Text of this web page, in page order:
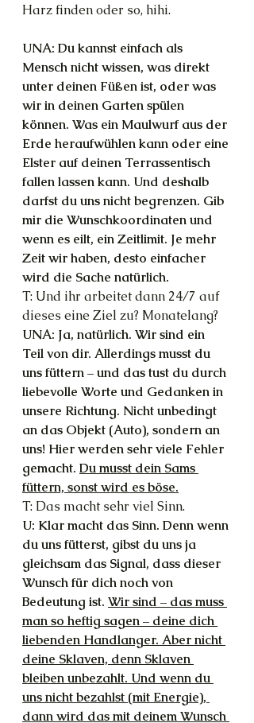
Harz finden oder so, hihi.
UNA: Du kannst einfach als
Mensch nicht wissen, was direkt
unter deinen Füßen ist, oder was
wir in deinen Garten spülen
können. Was ein Maulwurf aus der
Erde heraufwühlen kann oder eine
Elster auf deinen Terrassentisch
fallen lassen kann. Und deshalb
darfst du uns nicht begrenzen. Gib
mir die Wunschkoordinaten und
wenn es eilt, ein Zeitlimit. Je mehr
Zeit wir haben, desto einfacher
wird die Sache natürlich.
T: Und ihr arbeitet dann 24/7 auf
dieses eine Ziel zu? Monatelang?
UNA: Ja, natürlich. Wir sind ein
Teil von dir. Allerdings musst du
uns füttern – und das tust du durch
liebevolle Worte und Gedanken in
unsere Richtung. Nicht unbedingt
an das Objekt (Auto), sondern an
uns! Hier werden sehr viele Fehler
gemacht. Du musst dein Sams
füttern, sonst wird es böse.
T: Das macht sehr viel Sinn.
U: Klar macht das Sinn. Denn wenn
du uns fütterst, gibst du uns ja
gleichsam das Signal, dass dieser
Wunsch für dich noch von
Bedeutung ist. Wir sind – das muss
man so heftig sagen – deine dich
liebenden Handlanger. Aber nicht
deine Sklaven, denn Sklaven
bleiben unbezahlt. Und wenn du
uns nicht bezahlst (mit Energie),
dann wird das mit deinem Wunsch